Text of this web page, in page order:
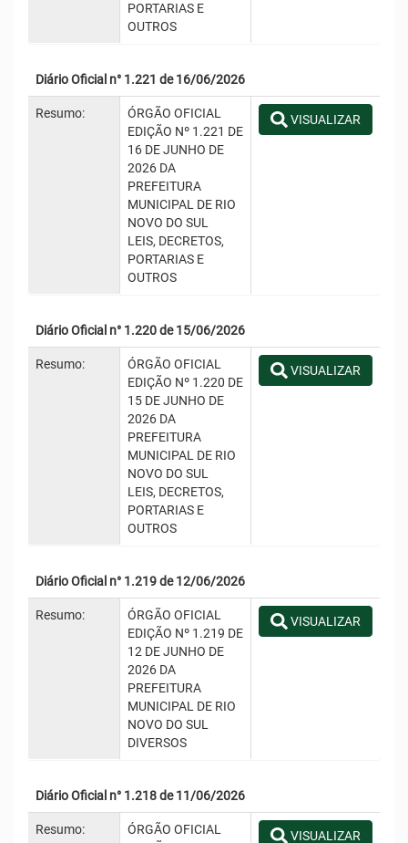
PORTARIAS E
OUTROS
Diário Oficial n° 1.221 de 16/06/2026
Resumo:
ÓRGÃO OFICIAL
EDIÇÃO Nº 1.221 DE
16 DE JUNHO DE
2026 DA
PREFEITURA
MUNICIPAL DE RIO
NOVO DO SUL
LEIS, DECRETOS,
PORTARIAS E
OUTROS
VISUALIZAR
Diário Oficial n° 1.220 de 15/06/2026
Resumo:
ÓRGÃO OFICIAL
EDIÇÃO Nº 1.220 DE
15 DE JUNHO DE
2026 DA
PREFEITURA
MUNICIPAL DE RIO
NOVO DO SUL
LEIS, DECRETOS,
PORTARIAS E
OUTROS
VISUALIZAR
Diário Oficial n° 1.219 de 12/06/2026
Resumo:
ÓRGÃO OFICIAL
EDIÇÃO Nº 1.219 DE
12 DE JUNHO DE
2026 DA
PREFEITURA
MUNICIPAL DE RIO
NOVO DO SUL
DIVERSOS
VISUALIZAR
Diário Oficial n° 1.218 de 11/06/2026
Resumo:
ÓRGÃO OFICIAL
VISUALIZAR